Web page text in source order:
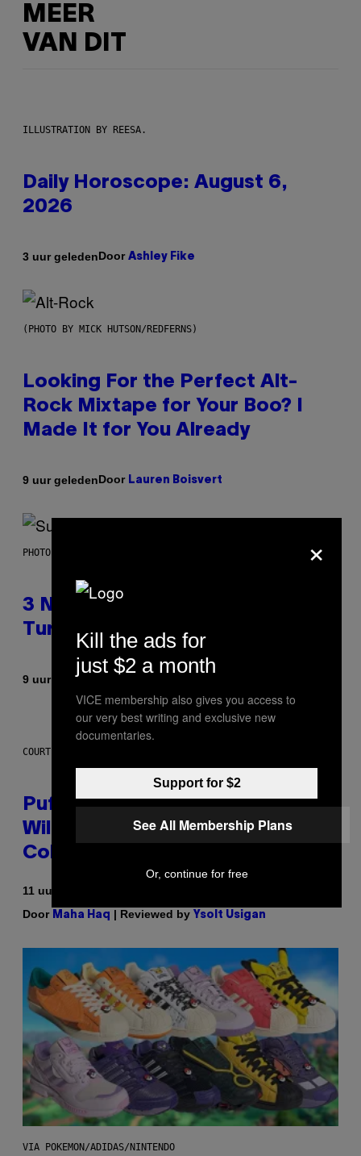
MEER
VAN DIT
ILLUSTRATION BY REESA.
Daily Horoscope: August 6,
2026
3 uur geledenDoor Ashley Fike
(PHOTO BY MICK HUTSON/REDFERNS)
Looking For the Perfect Alt-
Rock Mixtape for Your Boo? I
Made It for You Already
9 uur geledenDoor Lauren Boisvert
PHOTO BY NIELS VAN IPEREN/GETTY IMAGES
3 No-Skip Britpop Albums
Turning 30 This Year
9 uur geleden Door
COURTESY OF PUFFCO
Puffco Went Full Gamer With Its
Wild New Plasma Peak Pro
Colorway
11 uur geleden
Door Maha Haq | Reviewed by Ysolt Usigan
VIA POKEMON/ADIDAS/NINTENDO
×
Kill the ads for
just $2 a month
VICE membership also gives you access to
our very best writing and exclusive new
documentaries.
Support for $2
See All Membership Plans
Or, continue for free